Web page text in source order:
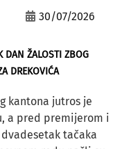
30/07/2026
DAN ŽALOSTI ZBOG
DREKOVIĆA
kantona jutros je
a pred premijerom i
tačaka